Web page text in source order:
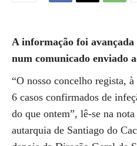
A informação foi
num comunicado enviado
“O nosso concelho regista,
6 casos confirmados de
do que ontem”, lê-se na
autarquia de Santiago do